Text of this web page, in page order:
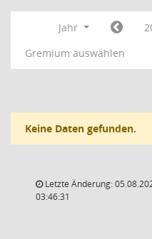
Jahr
Gremium auswählen
Keine Daten gefunden.
Letzte Änderung:
03:46:31